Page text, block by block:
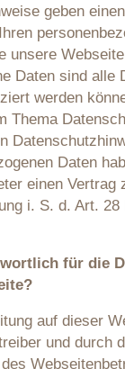
geben
unsere
Daten sind alle
werden
Thema
Daten
einen Vertrag
i. S. d. Art. 28
für die
auf dieser
und durch